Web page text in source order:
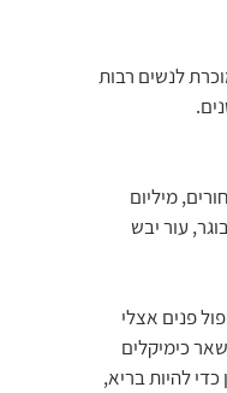
לנשים רבות
מיליום
עור יבש
פנים אצלי
כימיקלים
להיות בריא,